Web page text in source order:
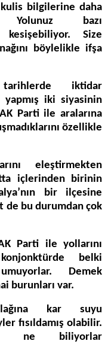
bilgilerine daha
Yolunuz bazı
Size
böylelikle ifşa
iktidar
yapmış iki siyasinin
Parti ile aralarına
özellikle
eleştirmekten
içlerinden birinin
bir ilçesine
de bu durumdan çok
Parti ile yollarını
belki
Demek
burunları var.
kar suyu
fısıldamış olabilir.
ne biliyorlar